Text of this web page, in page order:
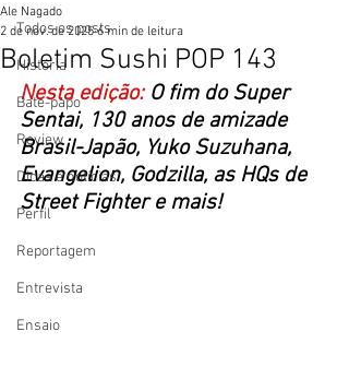
Todos os posts
História
Bate-papo
Review
Dicas e notícias
Perfil
Reportagem
Entrevista
Ensaio
Boletim Sushi POP 143
Ale Nagado
2 de nov. de 2025 6 min de leitura
Nesta edição: O fim do Super
Sentai, 130 anos de amizade
Brasil-Japão, Yuko Suzuhana,
Evangelion, Godzilla, as HQs de
Street Fighter e mais!